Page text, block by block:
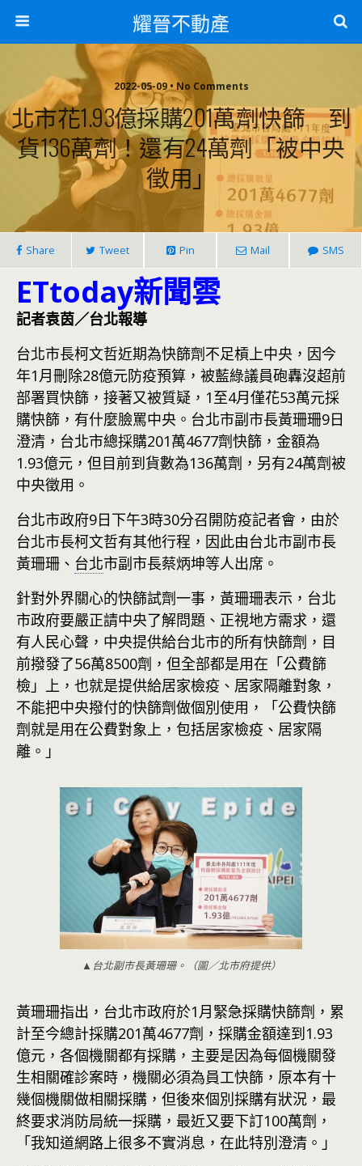
耀晉不動產
2022-05-09 • No Comments
北市花1.93億採購201萬劑快篩 到
貨136萬劑！還有24萬劑「被中央
徵用」
Share Tweet Pin Mail SMS
ETtoday新聞雲
記者袁茵／台北報導
台北市長柯文哲近期為快篩劑不足槓上中央，因今
年1月刪除28億元防疫預算，被藍綠議員砲轟沒超前
部署買快篩，接著又被質疑，1至4月僅花53萬元採
購快篩，有什麼臉罵中央。台北市副市長黃珊珊9日
澄清，台北市總採購201萬4677劑快篩，金額為
1.93億元，但目前到貨數為136萬劑，另有24萬劑被
中央徵用。
台北市政府9日下午3時30分召開防疫記者會，由於
台北市長柯文哲有其他行程，因此由台北市副市長
黃珊珊、 台北市副市長蔡炳坤等人出席。
針對外界關心的快篩試劑一事，黃珊珊表示，台北
市政府要嚴正請中央了解問題、正視地方需求，還
有人民心聲，中央提供給台北市的所有快篩劑，目
前撥發了56萬8500劑，但全部都是用在「公費篩
檢」上，也就是提供給居家檢疫、居家隔離對象，
不能把中央撥付的快篩劑做個別使用，「公費快篩
劑就是用在公費對象上，包括居家檢疫、居家隔
離。」
▲台北副市長黃珊珊。（圖／北市府提供）
黃珊珊指出，台北市政府於1月緊急採購快篩劑，累
計至今總計採購201萬4677劑，採購金額達到1.93
億元，各個機關都有採購，主要是因為每個機關發
生相關確診案時，機關必須為員工快篩，原本有十
幾個機關做相關採購，但後來個別採購有狀況，最
終要求消防局統一採購，最近又要下訂100萬劑，
「我知道網路上很多不實消息，在此特別澄清。」